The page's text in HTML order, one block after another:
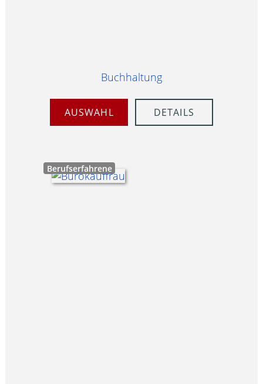
Buchhaltung
AUSWAHL DETAILS
Berufserfahrene